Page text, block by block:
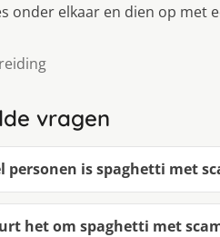
onder elkaar en dien op met
vragen
personen is spaghetti met
het om spaghetti met